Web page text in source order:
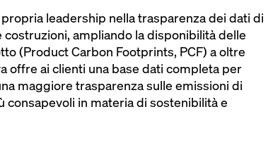
leadership nella trasparenza dei dati di
ampliando la disponibilità delle
(Product Carbon Footprints, PCF) a oltre
offre ai clienti una base dati completa per
maggiore trasparenza sulle emissioni di
consapevoli in materia di sostenibilità e